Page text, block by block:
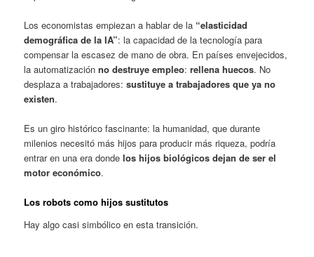
Los economistas empiezan a hablar de la “elasticidad
demográfica de la IA”: la capacidad de la tecnología para
compensar la escasez de mano de obra. En países envejecidos,
la automatización no destruye empleo:rellena huecos. No
desplaza a trabajadores:sustituye a trabajadores que ya no
existen.
Es un giro histórico fascinante: la humanidad, que durante
milenios necesitó más hijos para producir más riqueza, podría
entrar en una era dondelos hijos biológicos dejan de ser el
motor económico.
Los robots como hijos sustitutos
Hay algo casi simbólico en esta transición.